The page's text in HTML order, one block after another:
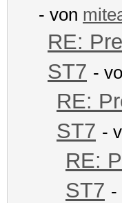
- von
RE:
ST7 -
RE:
ST7 -
RE:
ST7 -